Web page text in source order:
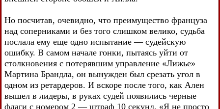
Но посчитав, очевидно, что преимущество француза
над соперниками и без того слишком велико, судьба
послала ему еще одно испытание — судейскую
ошибку. В самом начале гонки, пытаясь уйти от
столкновения с потерявшим управление «Лижье»
Мартина Брандла, он вынужден был срезать угол в
одном из ретардеров. И вскоре после того, как Ален
вышел в лидеры, в руках судей появились черные
флаги с номером 2 — штраф 10 секунд. «Я не просто